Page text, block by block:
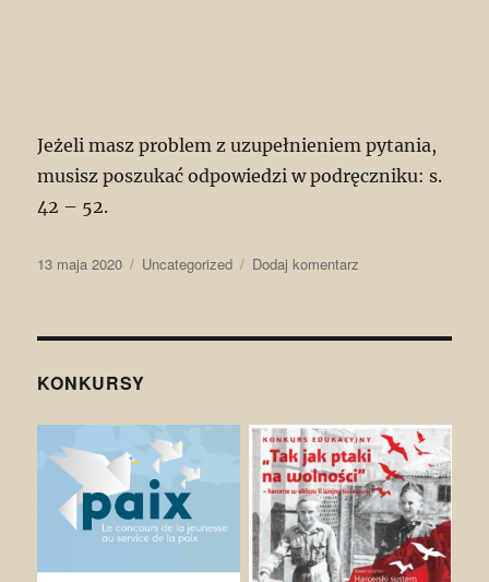
Jeżeli masz problem z uzupełnieniem pytania,
musisz poszukać odpowiedzi w podręczniku: s.
42 – 52.
Data
13 maja 2020 Kategorie
Uncategorized Dodaj komentarz
człowieka
(WOS)
KONKURSY